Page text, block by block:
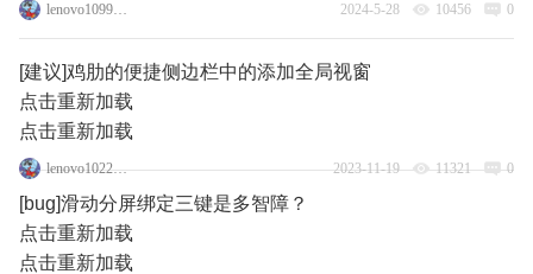
lenovo109998360 2024-5-28 10456 0
[建议]鸡肋的便捷侧边栏中的添加全局视窗
点击重新加载
点击重新加载
lenovo102282169 2023-11-19 11321 0
[bug]滑动分屏绑定三键是多智障？
点击重新加载
点击重新加载